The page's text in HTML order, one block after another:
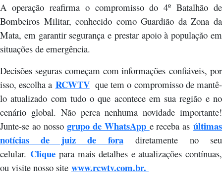
A operação reafirma o compromisso do 4º Batalhão de
Bombeiros Militar, conhecido como Guardião da Zona da
Mata, em garantir segurança e prestar apoio à população em
situações de emergência.
Decisões seguras começam com informações confiáveis, por
isso, escolha a RCWTVque tem o compromisso de mantê-
lo atualizado com tudo o que acontece em sua região e no
cenário global. Não perca nenhuma novidade importante!
Junte-se ao nossogrupo de WhatsApp e receba asúltimas
notícias de juiz de foradiretamente no seu
celular. Cliquepara mais detalhes e atualizações contínuas,
ou visite nosso site www.rcwtv.com.br.